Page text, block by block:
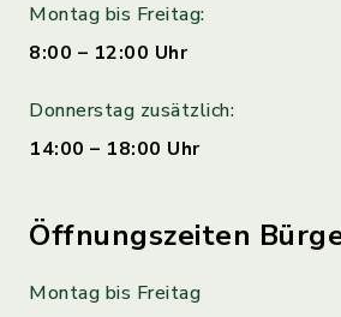
Montag bis Freitag:
8:00 – 12:00 Uhr
Donnerstag zusätzlich:
14:00 – 18:00 Uhr
Öffnungszeiten
Montag bis Freitag